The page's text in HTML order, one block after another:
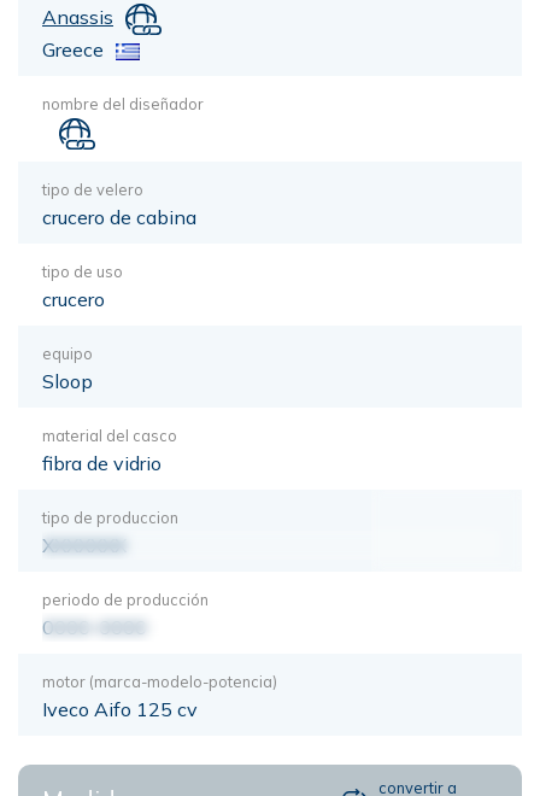
Anassis
Greece
nombre del diseñador
tipo de velero
crucero de cabina
tipo de uso
crucero
equipo
Sloop
material del casco
fibra de vidrio
tipo de produccion
XXXXXXX
periodo de producción
0000-0000
motor (marca-modelo-potencia)
Iveco Aifo 125 cv
convertir a